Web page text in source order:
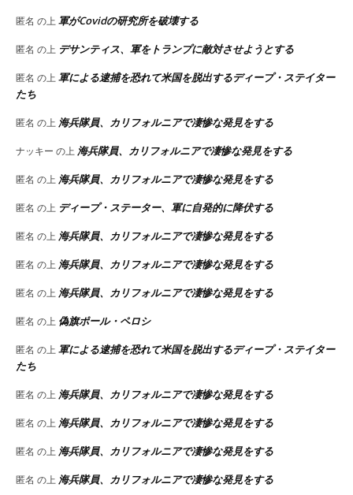
匿名 の上軍がCovidの研究所を破壊する
匿名 の上 デサンティス、軍をトランプに敵対させようとする
匿名 の上軍による逮捕を恐れて米国を脱出するディープ・ステイター
たち
匿名 の上 海兵隊員、カリフォルニアで凄惨な発見をする
ナッキー の上 海兵隊員、カリフォルニアで凄惨な発見をする
匿名 の上 海兵隊員、カリフォルニアで凄惨な発見をする
匿名 の上 ディープ・ステーター、軍に自発的に降伏する
匿名 の上 海兵隊員、カリフォルニアで凄惨な発見をする
匿名 の上 海兵隊員、カリフォルニアで凄惨な発見をする
匿名 の上 海兵隊員、カリフォルニアで凄惨な発見をする
匿名 の上 偽旗ポール・ペロシ
匿名 の上軍による逮捕を恐れて米国を脱出するディープ・ステイター
たち
匿名 の上 海兵隊員、カリフォルニアで凄惨な発見をする
匿名 の上 海兵隊員、カリフォルニアで凄惨な発見をする
匿名 の上 海兵隊員、カリフォルニアで凄惨な発見をする
匿名 の上 海兵隊員、カリフォルニアで凄惨な発見をする